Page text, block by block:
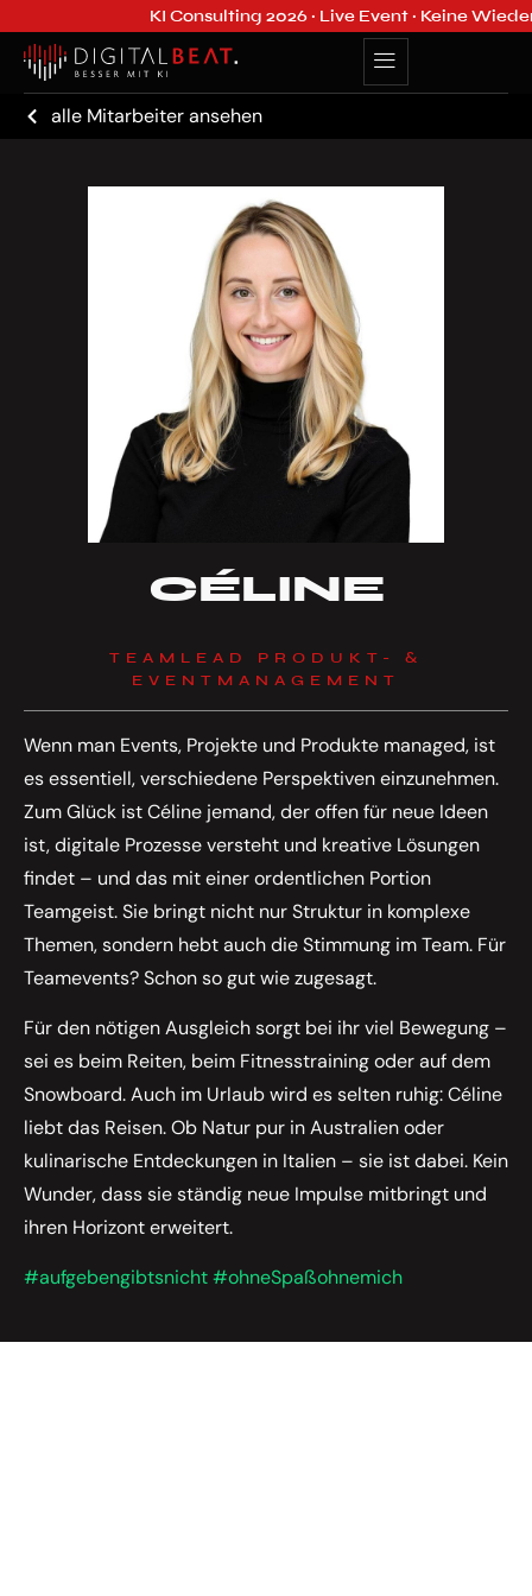
KI Consulting 2026 · Live Event · Keine
alle Mitarbeiter ansehen
CÉLINE
TEAMLEAD PRODUKT- &
EVENTMANAGEMENT
Wenn man Events, Projekte und Produkte managed, ist
es essentiell, verschiedene Perspektiven einzunehmen.
Zum Glück ist Céline jemand, der offen für neue Ideen
ist, digitale Prozesse versteht und kreative Lösungen
findet – und das mit einer ordentlichen Portion
Teamgeist. Sie bringt nicht nur Struktur in komplexe
Themen, sondern hebt auch die Stimmung im Team. Für
Teamevents? Schon so gut wie zugesagt.
Für den nötigen Ausgleich sorgt bei ihr viel Bewegung –
sei es beim Reiten, beim Fitnesstraining oder auf dem
Snowboard. Auch im Urlaub wird es selten ruhig: Céline
liebt das Reisen. Ob Natur pur in Australien oder
kulinarische Entdeckungen in Italien – sie ist dabei. Kein
Wunder, dass sie ständig neue Impulse mitbringt und
ihren Horizont erweitert.
#aufgebengibtsnicht #ohneSpaßohnemich